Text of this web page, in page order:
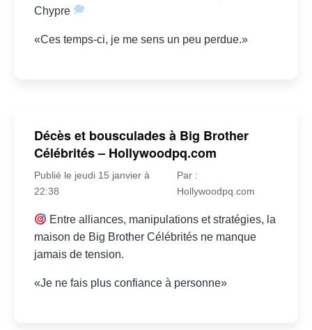
Chypre
«Ces temps-ci, je me sens un peu perdue.»
Décès et bousculades à Big Brother
Célébrités – Hollywoodpq.com
Publié le jeudi 15 janvier à
22:38
Par :
Hollywoodpq.com
Entre alliances, manipulations et stratégies, la
maison de Big Brother Célébrités ne manque
jamais de tension.
«Je ne fais plus confiance à personne»